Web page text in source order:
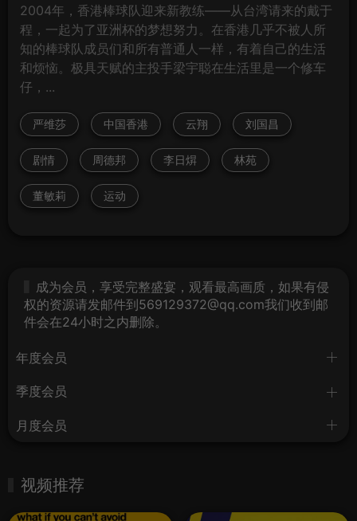
2004年，香港棒球队迎来新教练——从台湾请来的戴于
程，一起为了亚洲杯的梦想努力。在香港几乎不被人所
知的棒球队成员们和所有普通人一样，有着自己的生活
和烦恼。极具天赋的主投手梁宇聪在生活里是一个修车
仔，...
严维莎 中国香港 云翔 刘国昌
剧情 周德邦 李日焺 林苑
董敏莉 运动
成为会员，享受完整盛宴，观看最高画质，如果有侵
权的资源请发邮件到569129372@qq.com我们收到邮
件会在24小时之内删除。
年度会员
季度会员
月度会员
视频推荐